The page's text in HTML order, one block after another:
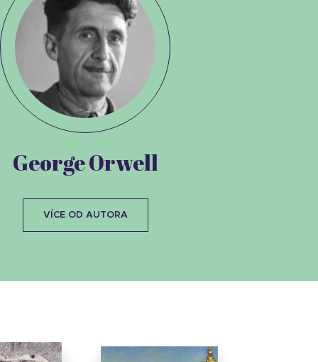
George Orwell
VÍCE OD AUTORA